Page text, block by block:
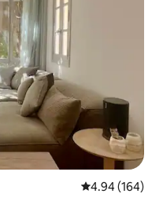
औसत रेटिंग 5 में से
4.94 (164)